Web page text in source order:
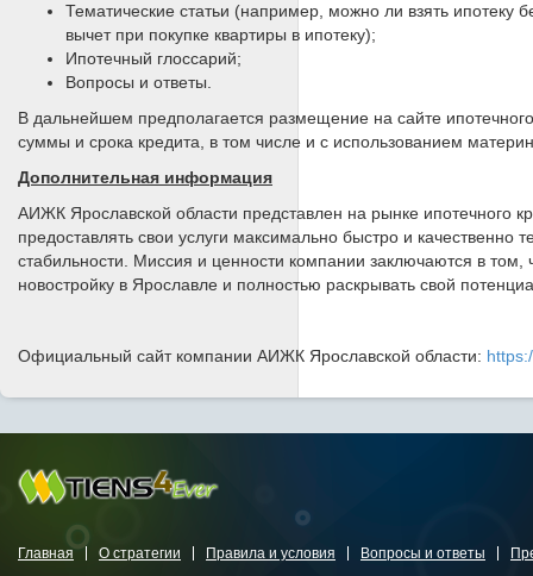
Тематические статьи (например, можно ли взять ипотеку
вычет при покупке квартиры в ипотеку);
Ипотечный глоссарий;
Вопросы и ответы.
В дальнейшем предполагается размещение на сайте
суммы и срока кредита, в том числе и с использованием
Дополнительная информация
АИЖК Ярославской области представлен на рынке ипотечного
предоставлять свои услуги максимально быстро и
стабильности. Миссия и ценности компании заключаются в
новостройку в Ярославле и полностью раскрывать свой
Официальный сайт компании АИЖК Ярославской области:
Главная О стратегии Правила и условия Вопросы и ответы